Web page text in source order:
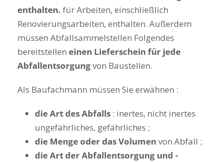
enthalten. für Arbeiten, einschließlich
Renovierungsarbeiten, enthalten. Außerdem
müssen Abfallsammelstellen Folgendes
bereitstellen einen Lieferschein für jede
Abfallentsorgungvon Baustellen.
Als Baufachmann müssen Sie erwähnen :
die Art des Abfalls : inertes, nicht inertes
ungefährliches, gefährliches ;
die Menge oder das Volumen von Abfall ;
die Art der Abfallentsorgung und -